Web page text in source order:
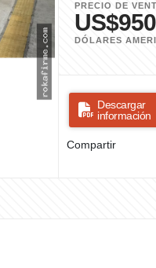
PRECIO DE
DÓLARES
Descargar
información
Compartir